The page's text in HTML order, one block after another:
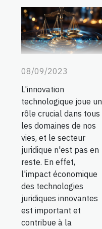
08/09/2023
L'innovation
technologique joue un
rôle crucial dans tous
les domaines de nos
vies, et le secteur
juridique n'est pas en
reste. En effet,
l'impact économique
des technologies
juridiques innovantes
est important et
contribue à la